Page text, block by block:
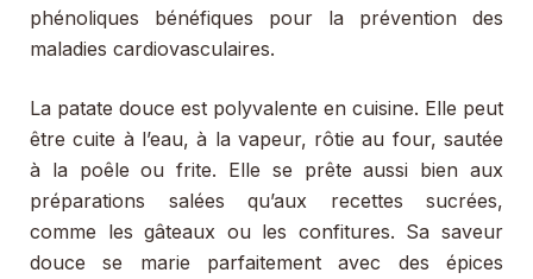
phénoliques bénéfiques pour la prévention des
maladies cardiovasculaires.
La patate douce est polyvalente en cuisine. Elle peut
être cuite à l’eau, à la vapeur, rôtie au four, sautée
à la poêle ou frite. Elle se prête aussi bien aux
préparations salées qu’aux recettes sucrées,
comme les gâteaux ou les confitures. Sa saveur
douce se marie parfaitement avec des épices